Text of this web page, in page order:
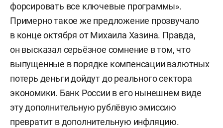
форсировать все ключевые программы».
Примерно такое же предложение прозвучало
в конце октября от Михаила Хазина. Правда,
он высказал серьёзное сомнение в том, что
выпущенные в порядке компенсации валютных
потерь деньги дойдут до реального сектора
экономики. Банк России в его нынешнем виде
эту дополнительную рублёвую эмиссию
превратит в дополнительную инфляцию.